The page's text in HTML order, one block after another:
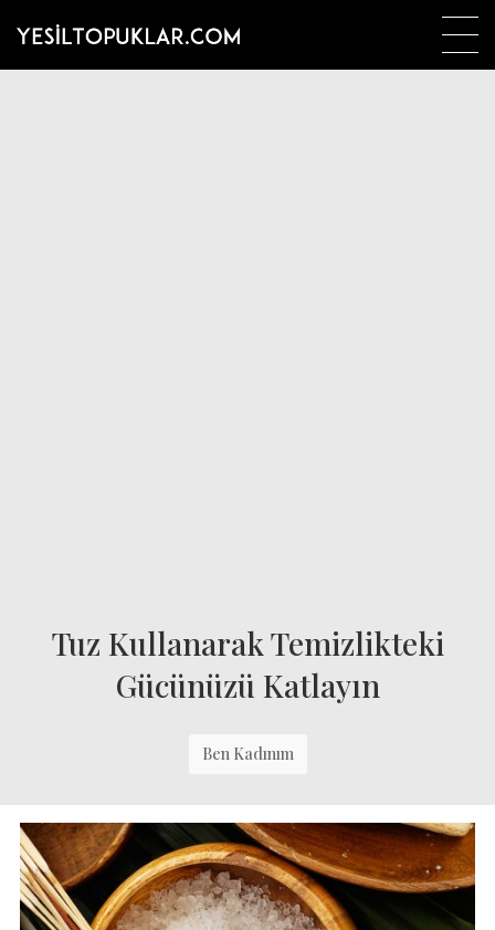
Tuz Kullanarak Temizlikteki
Gücünüzü Katlayın
Ben Kadınım